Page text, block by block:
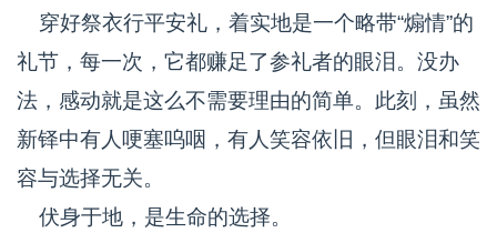
穿好祭衣行平安礼，着实地是一个略带“煽情”的
礼节，每一次，它都赚足了参礼者的眼泪。没办
法，感动就是这么不需要理由的简单。此刻，虽然
新铎中有人哽塞呜咽，有人笑容依旧，但眼泪和笑
容与选择无关。
伏身于地，是生命的选择。